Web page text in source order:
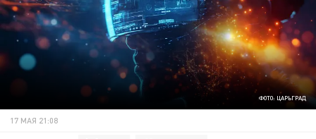
ФОТО: ЦАРЬГРАД
17 МАЯ 21:08